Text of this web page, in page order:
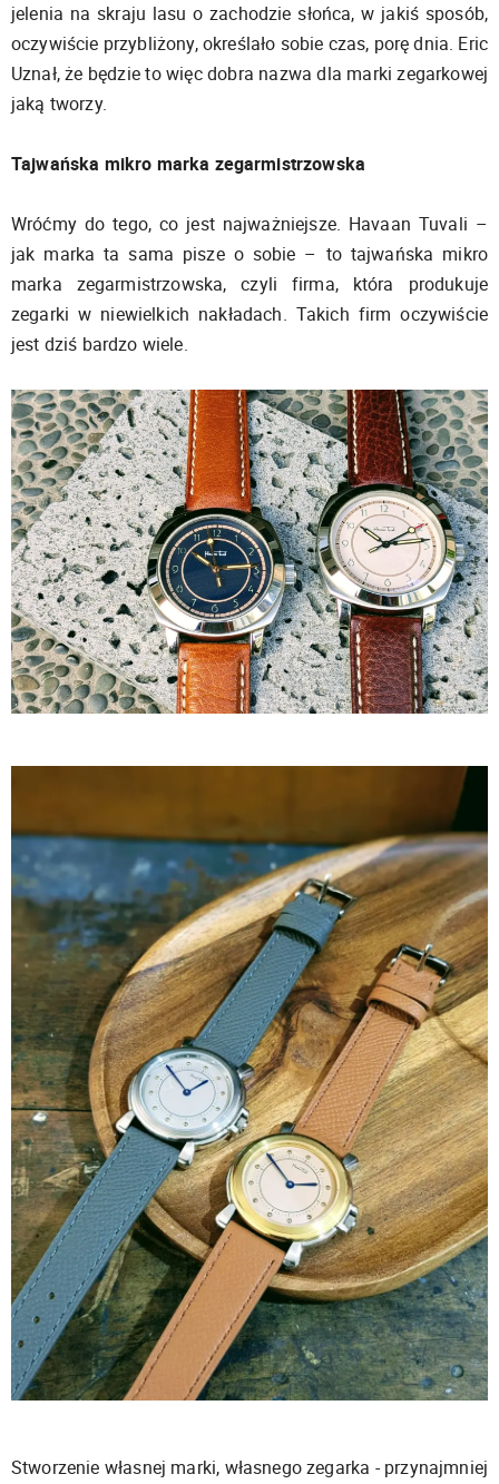
jelenia na skraju lasu o zachodzie słońca, w jakiś sposób,
oczywiście przybliżony, określało sobie czas, porę dnia. Eric
Uznał, że będzie to więc dobra nazwa dla marki zegarkowej
jaką tworzy.
Tajwańska mikro marka zegarmistrzowska
Wróćmy do tego, co jest najważniejsze. Havaan Tuvali –
jak marka ta sama pisze o sobie – to tajwańska mikro
marka zegarmistrzowska, czyli firma, która produkuje
zegarki w niewielkich nakładach. Takich firm oczywiście
jest dziś bardzo wiele.
Stworzenie własnej marki, własnego zegarka - przynajmniej